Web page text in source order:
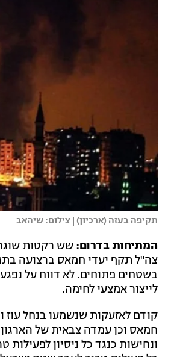
תקיפה בעזה (ארכיון) | צילום: שיהאב
המתיחות בדרום: שש רקטות
צה"ל תקף יעדי חמאס ברצועה
בשטחים פתוחים. לא דווח על
לייצור אמצעי לחימה.
קודם לאזעקות שנשמעו בנחל
חמאס וכן עמדה צבאית של
ונחישות כנגד כל ניסיון